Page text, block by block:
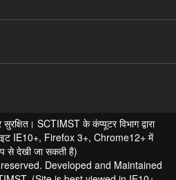
SCTIMST के कंप्यूटर विभाग द्वारा
IE10+, Firefox 3+, Chrome12+ में
से देखी जा सकती है)
Developed and Maintained